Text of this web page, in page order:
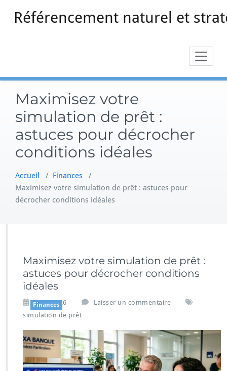
Référencement naturel et
Maximisez votre
simulation de prêt :
astuces pour décrocher
conditions idéales
Accueil / Finances /
Maximisez votre simulation de prêt : astuces pour
décrocher conditions idéales
Maximisez votre simulation de prêt :
astuces pour décrocher conditions
idéales
Juil 7,2026
Laisser un commentaire
simulation de prêt
Finances